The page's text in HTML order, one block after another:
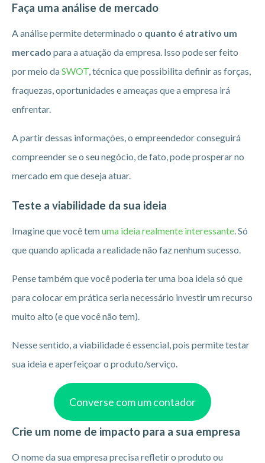
Faça uma análise de mercado
A análise permite determinado o quanto é atrativo um
mercado para a atuação da empresa. Isso pode ser feito
por meio daSWOT, técnica que possibilita definir as forças,
fraquezas, oportunidades e ameaças que a empresa irá
enfrentar.
A partir dessas informações, o empreendedor conseguirá
compreender se o seu negócio, de fato, pode prosperar no
mercado em que deseja atuar.
Teste a viabilidade da sua ideia
Imagine que você temuma ideia realmente interessante. Só
que quando aplicada a realidade não faz nenhum sucesso.
Pense também que você poderia ter uma boa ideia só que
para colocar em prática seria necessário investir um recurso
muito alto (e que você não tem).
Nesse sentido, a viabilidade é essencial, pois permite testar
sua ideia e aperfeiçoar o produto/serviço.
Converse com um contador
Crie um nome de impacto para a sua empresa
O nome da sua empresa precisa refletir o produto ou